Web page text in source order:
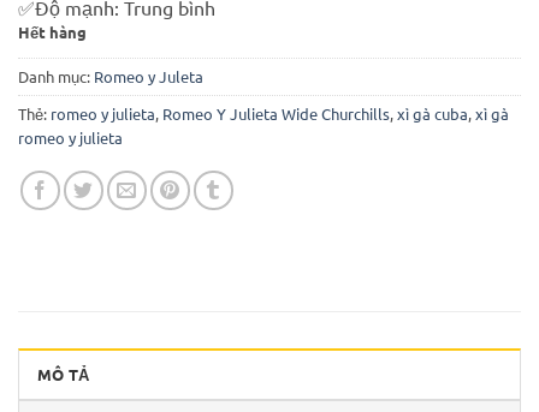
✅Độ mạnh: Trung bình
Hết hàng
Danh mục: Romeo y Juleta
Thẻ: romeo y julieta, Romeo Y Julieta Wide Churchills,xì gà cuba,xì gà
romeo y julieta
MÔ TẢ